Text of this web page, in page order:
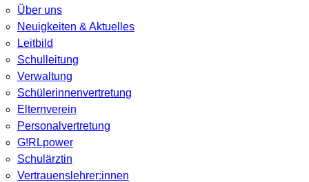
Über uns
Neuigkeiten & Aktuelles
Leitbild
Schulleitung
Verwaltung
Schülerinnenvertretung
Elternverein
Personalvertretung
G!RLpower
Schulärztin
Vertrauenslehrer:innen